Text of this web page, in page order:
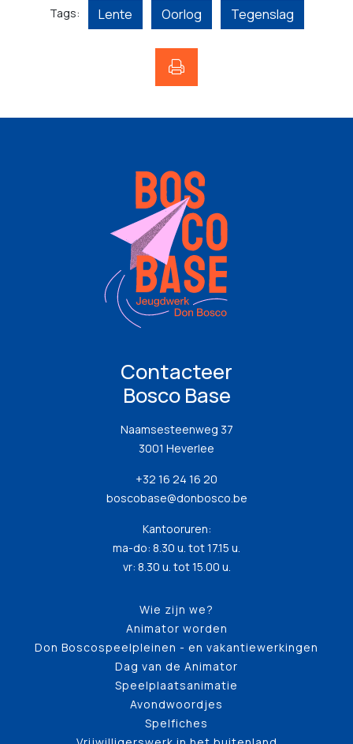
Tags: Lente Oorlog Tegenslag
Contacteer
Bosco Base
Naamsesteenweg 37
3001 Heverlee
+32 16 24 16 20
boscobase@donbosco.be
Kantooruren:
ma-do: 8.30 u. tot 17.15 u.
vr: 8.30 u. tot 15.00 u.
Wie zijn we?
Animator worden
Don Boscospeelpleinen - en vakantiewerkingen
Dag van de Animator
Speelplaatsanimatie
Avondwoordjes
Spelfiches